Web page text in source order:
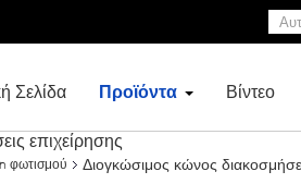
Σελίδα Προϊόντα Βίντεο
επιχείρησης
φωτισμού
Διογκώσιμος κώνος